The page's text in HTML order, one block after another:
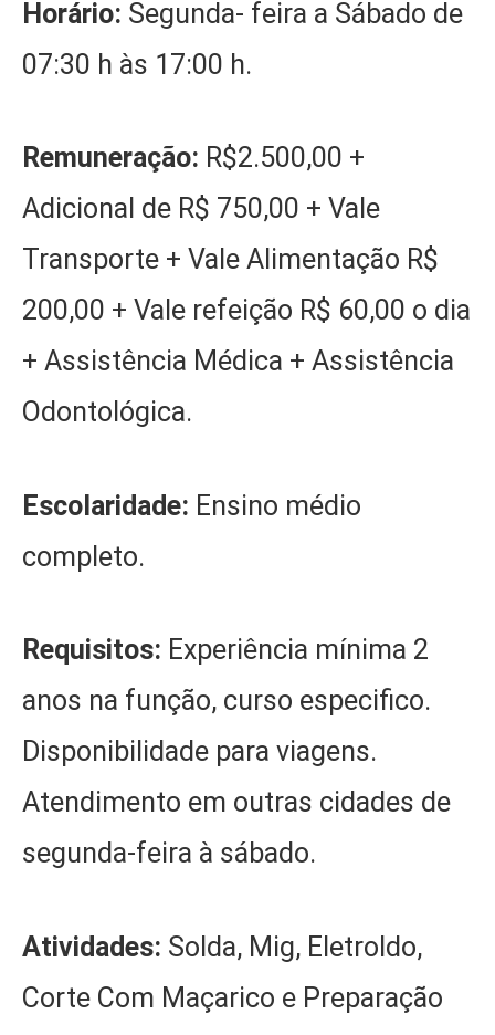
Horário: Segunda- feira a Sábado de
07:30 h às 17:00 h.
Remuneração: R$2.500,00 +
Adicional de R$ 750,00 + Vale
Transporte + Vale Alimentação R$
200,00 + Vale refeição R$ 60,00 o dia
+ Assistência Médica + Assistência
Odontológica.
Escolaridade: Ensino médio
completo.
Requisitos: Experiência mínima 2
anos na função, curso especifico.
Disponibilidade para viagens.
Atendimento em outras cidades de
segunda-feira à sábado.
Atividades: Solda, Mig, Eletroldo,
Corte Com Maçarico e Preparação